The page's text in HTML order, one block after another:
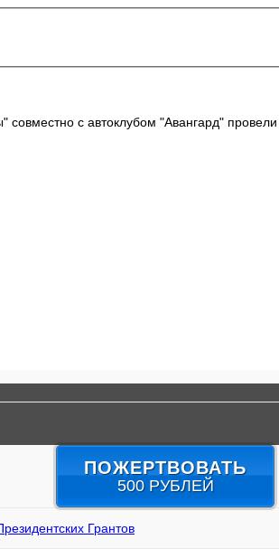
с автоклубом "Авангард"
ПОЖЕРТВОВАТЬ
500 РУБЛЕЙ